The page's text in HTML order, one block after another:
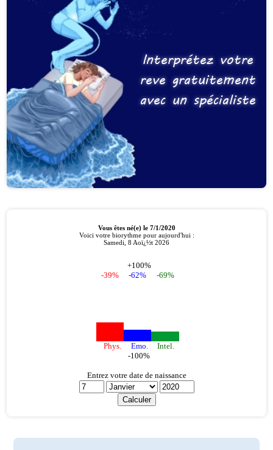
Interprétez votre
reve gratuitement
avec un spécialiste